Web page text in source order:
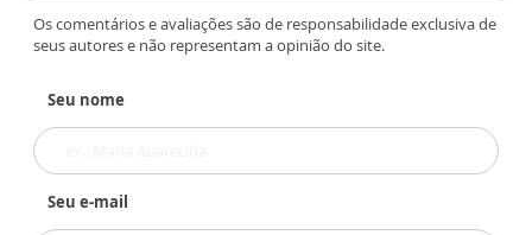
Os comentários e avaliações são de responsabilidade exclusiva de
seus autores e não representam a opinião do site.
Seu nome
Seu e-mail